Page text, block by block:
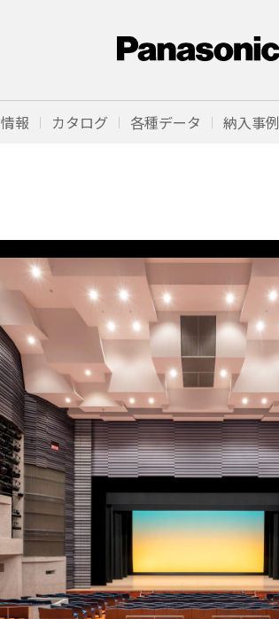
報 カタログ 各種データ 納入事例